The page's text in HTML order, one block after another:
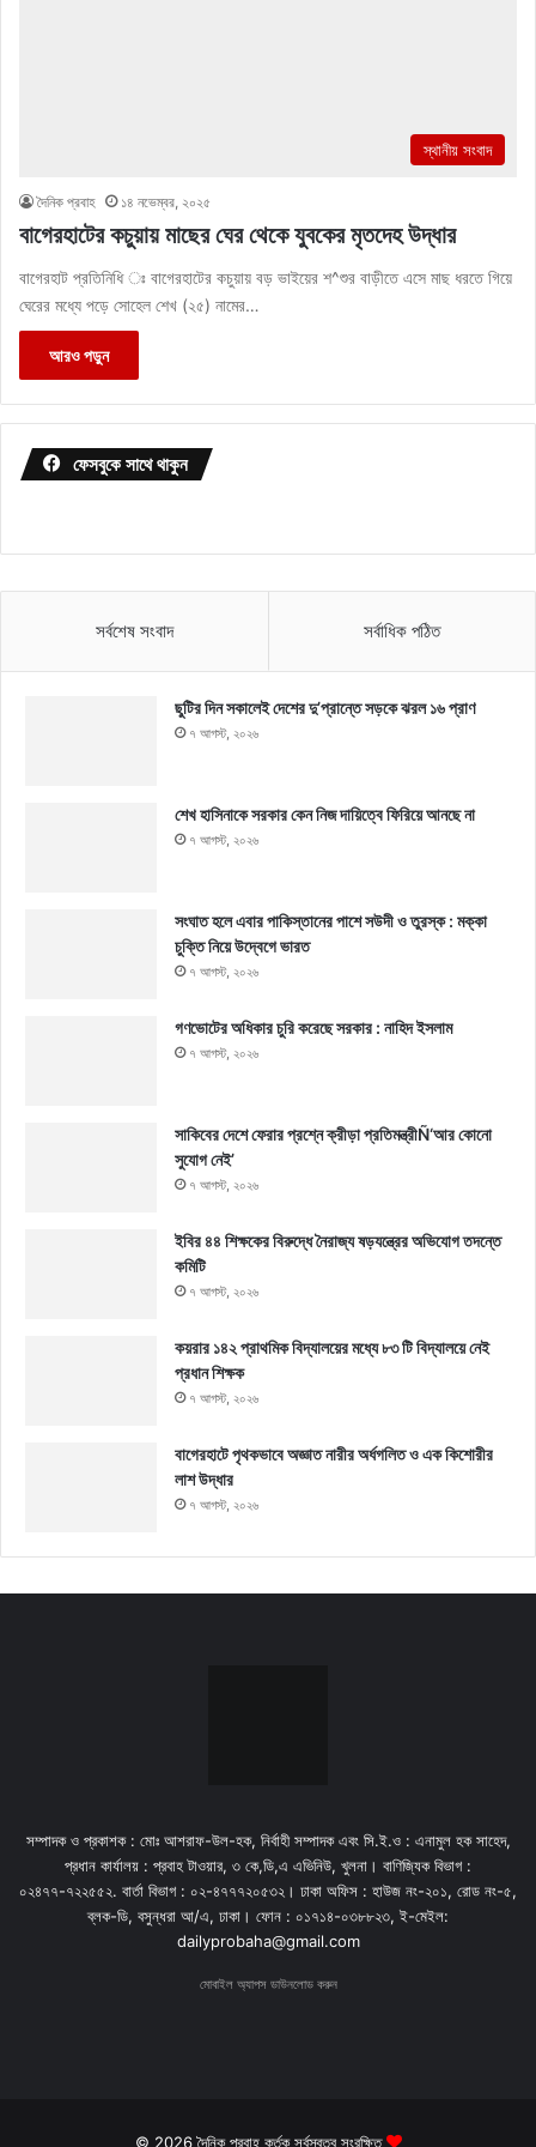
স্থানীয় সংবাদ
দৈনিক প্রবাহ ১৪ নভেম্বর, ২০২৫
বাগেরহাটের কচুয়ায় মাছের ঘের থেকে যুবকের মৃতদেহ উদ্ধার
বাগেরহাট প্রতিনিধি ঃ বাগেরহাটের কচুয়ায় বড় ভাইয়ের শ^শুর বাড়ীতে এসে মাছ ধরতে গিয়ে
ঘেরের মধ্যে পড়ে সোহেল শেখ (২৫) নামের…
আরও পড়ুন
ফেসবুকে সাথে থাকুন
সর্বশেষ সংবাদ সর্বাধিক পঠিত
ছুটির দিন সকালেই দেশের দু’প্রান্তে সড়কে ঝরল ১৬ প্রাণ
৭ আগস্ট, ২০২৬
শেখ হাসিনাকে সরকার কেন নিজ দায়িত্বে ফিরিয়ে আনছে না
৭ আগস্ট, ২০২৬
সংঘাত হলে এবার পাকিস্তানের পাশে সউদী ও তুরস্ক : মক্কা
চুক্তি নিয়ে উদ্বেগে ভারত
৭ আগস্ট, ২০২৬
গণভোটের অধিকার চুরি করেছে সরকার : নাহিদ ইসলাম
৭ আগস্ট, ২০২৬
সাকিবের দেশে ফেরার প্রশ্নে ক্রীড়া প্রতিমন্ত্রীÑ‘আর কোনো
সুযোগ নেই’
৭ আগস্ট, ২০২৬
ইবির ৪৪ শিক্ষকের বিরুদ্ধে নৈরাজ্য ষড়যন্ত্রের অভিযোগ তদন্তে
কমিটি
৭ আগস্ট, ২০২৬
কয়রার ১৪২ প্রাথমিক বিদ্যালয়ের মধ্যে ৮৩ টি বিদ্যালয়ে নেই
প্রধান শিক্ষক
৭ আগস্ট, ২০২৬
বাগেরহাটে পৃথকভাবে অজ্ঞাত নারীর অর্ধগলিত ও এক কিশোরীর
লাশ উদ্ধার
৭ আগস্ট, ২০২৬
সম্পাদক ও প্রকাশক : মোঃ আশরাফ-উল-হক, নির্বাহী সম্পাদক এবং সি.ই.ও : এনামুল হক সাহেদ,
প্রধান কার্যালয় : প্রবাহ টাওয়ার, ৩ কে,ডি,এ এভিনিউ, খুলনা। বাণিজ্যিক বিভাগ :
০২৪৭৭-৭২২৫৫২. বার্তা বিভাগ : ০২-৪৭৭৭২০৫৩২। ঢাকা অফিস : হাউজ নং-২০১, রোড নং-৫,
ব্লক-ডি, বসুন্ধরা আ/এ, ঢাকা। ফোন : ০১৭১৪-০৩৮৮২৩, ই-মেইল:
dailyprobaha@gmail.com
মোবাইল অ্যাপস ডাউনলোড করুন
© 2026 দৈনিক প্রবাহ কর্তৃক সর্বস্বত্ব সংরক্ষিত